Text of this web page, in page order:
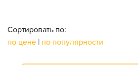
Сортировать по:
по цене | по популярности